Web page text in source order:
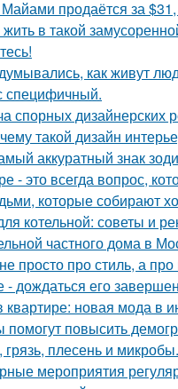
продаётся за
в такой
как живут
специфичный.
спорных дизайнерских
такой дизайн
аккуратный знак
- это всегда вопрос,
которые собирают
котельной: советы и
частного дома в
просто про стиль, а
дождаться его
новая мода в
помогут повысить
плесень и микробы.
мероприятия